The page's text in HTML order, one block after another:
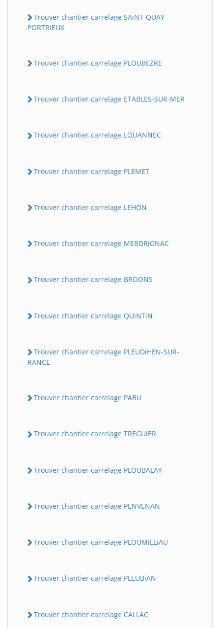
Trouver chantier carrelage SAiNT-QUAY-
PORTRiEUX
Trouver chantier carrelage PLOUBEZRE
Trouver chantier carrelage ETABLES-SUR-MER
Trouver chantier carrelage LOUANNEC
Trouver chantier carrelage PLEMET
Trouver chantier carrelage LEHON
Trouver chantier carrelage MERDRiGNAC
Trouver chantier carrelage BROONS
Trouver chantier carrelage QUiNTiN
Trouver chantier carrelage PLEUDiHEN-SUR-
RANCE
Trouver chantier carrelage PABU
Trouver chantier carrelage TREGUiER
Trouver chantier carrelage PLOUBALAY
Trouver chantier carrelage PENVENAN
Trouver chantier carrelage PLOUMiLLiAU
Trouver chantier carrelage PLEUBiAN
Trouver chantier carrelage CALLAC